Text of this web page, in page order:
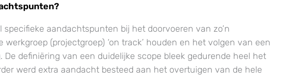
specifieke aandachtspunten bij het doorvoeren van zo’n
werkgroep (projectgroep) ‘on track’ houden en het volgen van een
De definiëring van een duidelijke scope bleek gedurende heel het
werd extra aandacht besteed aan het overtuigen van de hele